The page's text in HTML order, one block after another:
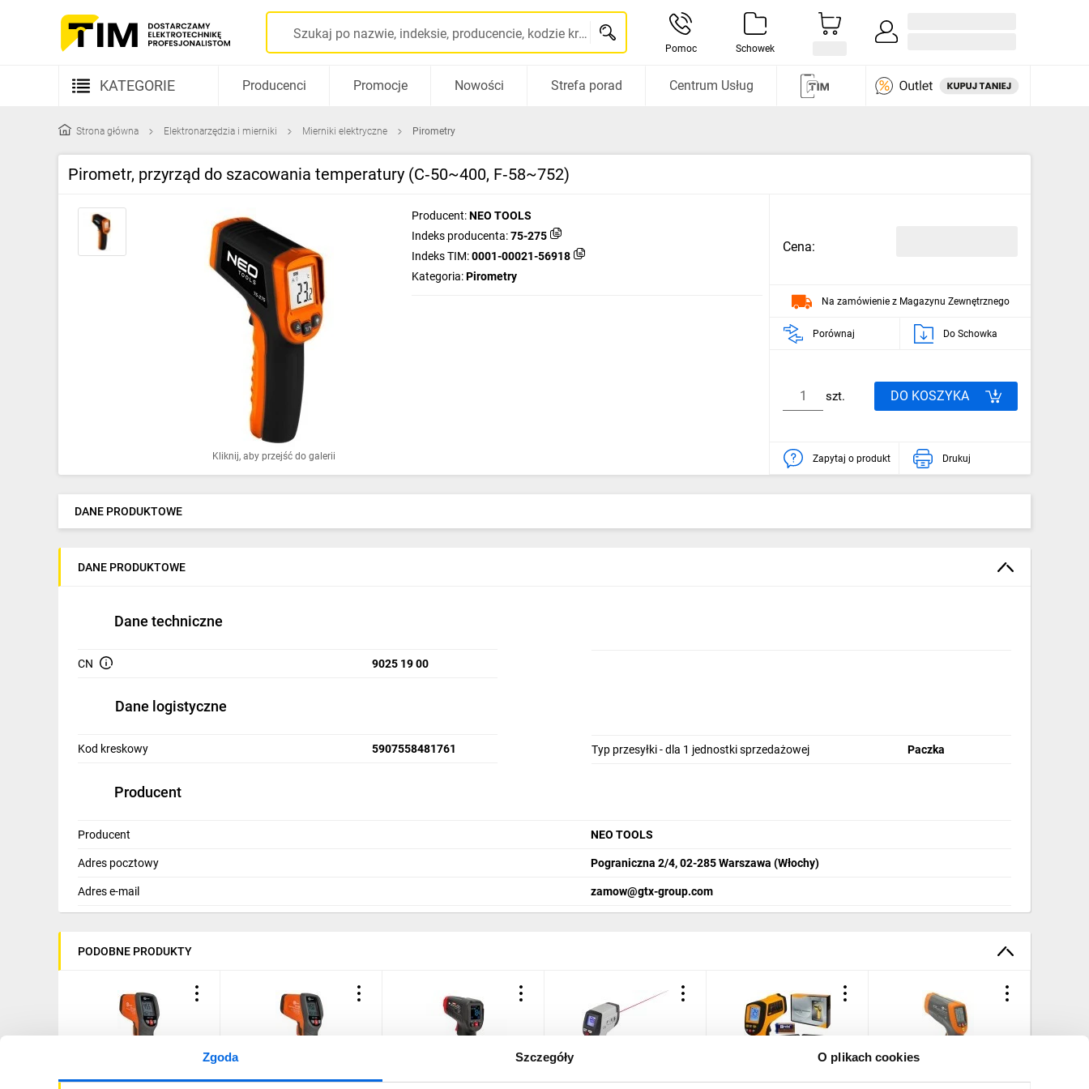
Zgoda Szczegóły O plikach cookies
Szukaj po nazwie, indeksie, producencie, kodzie kreskowym...
Pomoc Schowek
KATEGORIE
Kable i przewody
Rozdzielnice i obudowy
Elementy prowadzenia kabli
Fotowoltaika
Ogrzewanie
Elektronarzędzia i mierniki
Dom i ogród
Klimatyzacja
Budowa i Remont
Elektronika
Smart home
Wentylacja i rekuperacja
Producenci Promocje Nowości Strefa porad Centrum Usług
Strona główna Elektronarzędzia i mierniki Mierniki elektryczne Pirometry
Pirometr, przyrząd do szacowania temperatury (C‑50~400, F‑58~752)
Kliknij, aby przejść do galerii
Producent:NEO TOOLS
Indeks producenta:75-275
Indeks TIM:0001-00021-56918
Kategoria:Pirometry
Cena:
Na zamówienie z Magazynu Zewnętrznego
Porównaj Do Schowka
szt. DO KOSZYKA
Zapytaj o produkt Drukuj
DANE PRODUKTOWE
DANE PRODUKTOWE
Dane techniczne
CN 9025 19 00
Dane logistyczne
Kod kreskowy 5907558481761 Typ przesyłki - dla 1 jednostki sprzedażowej Paczka
Producent
Producent NEO TOOLS
Adres pocztowy Pograniczna 2/4, 02-285 Warszawa (Włochy)
Adres e-mail zamow@gtx-group.com
PODOBNE PRODUKTY